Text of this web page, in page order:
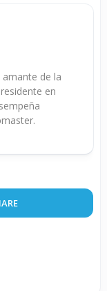
de la
en